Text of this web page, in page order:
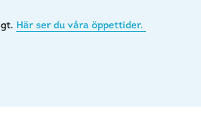
Här ser du våra öppettider.